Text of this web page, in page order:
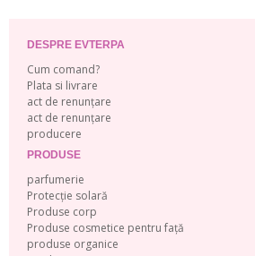
DESPRE EVTERPA
Cum comand?
Plata si livrare
act de renunțare
act de renunțare
producere
PRODUSE
parfumerie
Protecție solară
Produse corp
Produse cosmetice pentru față
produse organice